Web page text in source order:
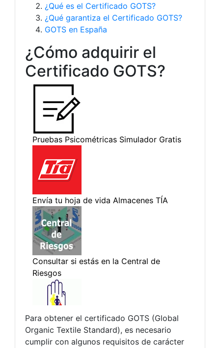
¿Qué es el Certificado GOTS?
¿Qué garantiza el Certificado GOTS?
GOTS en España
¿Cómo adquirir el
Certificado GOTS?
Para obtener el certificado GOTS (Global
Organic Textile Standard), es necesario
cumplir con algunos requisitos de carácter